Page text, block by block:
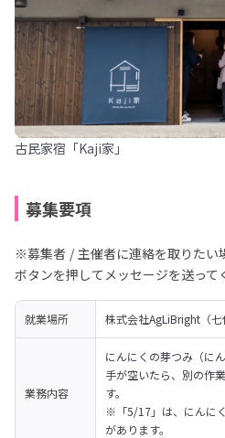
古民家宿「Kaji家」
募集要項
※募集者 / 主催者に連絡を取りたい
ボタンを押してメッセージを送って
就業場所 株式会社AgLiBright（七
業務内容
にんにくの芽つみ（に
手が空いたら、別の作
す。
※「5/17」は、にんに
があります。